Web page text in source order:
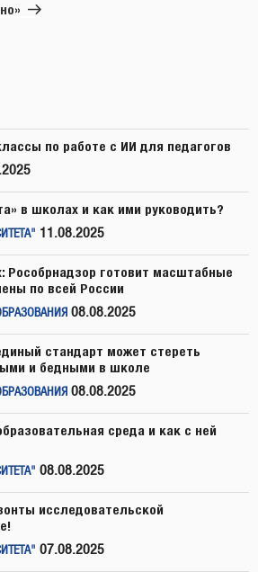
по работе с ИИ для педагогов
в школах и как ими руководить?
11.08.2025
Рособрнадзор готовит масштабные
по всей России
08.08.2025
стандарт может стереть
и бедными в школе
08.08.2025
среда и как с ней
08.08.2025
исследовательской
07.08.2025